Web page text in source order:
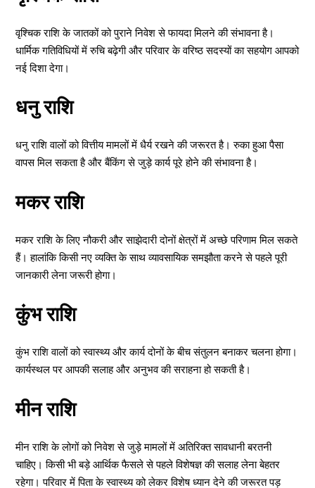
वृश्चिक राशि के जातकों को पुराने निवेश से फायदा मिलने की संभावना है।
धार्मिक गतिविधियों में रुचि बढ़ेगी और परिवार के वरिष्ठ सदस्यों का सहयोग आपको
नई दिशा देगा।
धनु राशि
धनु राशि वालों को वित्तीय मामलों में धैर्य रखने की जरूरत है। रुका हुआ पैसा
वापस मिल सकता है और बैंकिंग से जुड़े कार्य पूरे होने की संभावना है।
मकर राशि
मकर राशि के लिए नौकरी और साझेदारी दोनों क्षेत्रों में अच्छे परिणाम मिल सकते
हैं। हालांकि किसी नए व्यक्ति के साथ व्यावसायिक समझौता करने से पहले पूरी
जानकारी लेना जरूरी होगा।
कुंभ राशि
कुंभ राशि वालों को स्वास्थ्य और कार्य दोनों के बीच संतुलन बनाकर चलना होगा।
कार्यस्थल पर आपकी सलाह और अनुभव की सराहना हो सकती है।
मीन राशि
मीन राशि के लोगों को निवेश से जुड़े मामलों में अतिरिक्त सावधानी बरतनी
चाहिए। किसी भी बड़े आर्थिक फैसले से पहले विशेषज्ञ की सलाह लेना बेहतर
रहेगा। परिवार में पिता के स्वास्थ्य को लेकर विशेष ध्यान देने की जरूरत पड़